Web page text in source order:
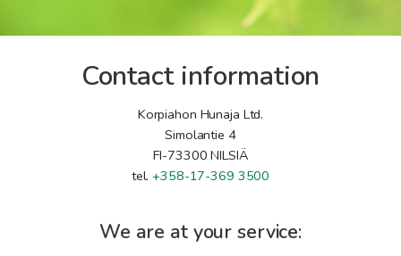
To checkout
Contact information
Korpiahon Hunaja Ltd.
Simolantie 4
FI-73300 NILSIÄ
tel.+358-17-369 3500
We are at your service: